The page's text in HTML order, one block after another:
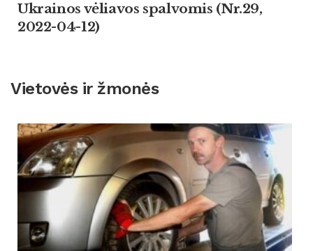
Ukrainos vėliavos spalvomis (Nr.29,
2022-04-12)
Vietovės ir žmonės